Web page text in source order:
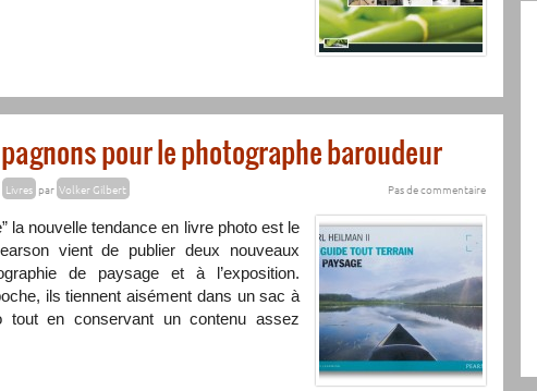
pour le photographe baroudeur
Livres par Volker Gilbert Pas de commentaire
la nouvelle tendance en livre photo est le
vient de publier deux nouveaux
de paysage et à l’exposition.
ils tiennent aisément dans un sac à
tout en conservant un contenu assez